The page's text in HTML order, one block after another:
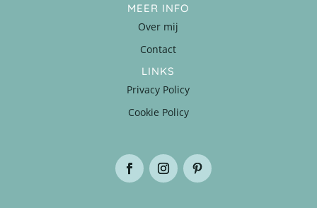
MEER INFO
Over mij
Contact
LINKS
Privacy Policy
Cookie Policy